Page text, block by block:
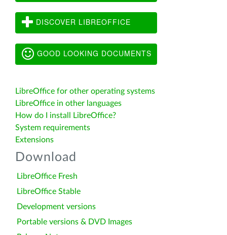
DISCOVER LIBREOFFICE
GOOD LOOKING DOCUMENTS
LibreOffice for other operating systems
LibreOffice in other languages
How do I install LibreOffice?
System requirements
Extensions
Download
LibreOffice Fresh
LibreOffice Stable
Development versions
Portable versions & DVD Images